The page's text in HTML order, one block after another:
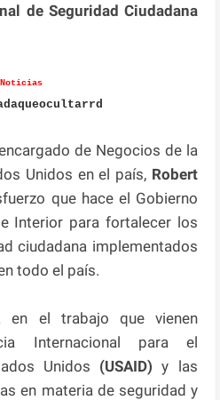
de Seguridad Ciudadana
Noticias
de Negocios de la
Unidos en el país, Robert
que hace el Gobierno
Interior para fortalecer los
ciudadana implementados
todo el país.
en el trabajo que vienen
Internacional para el
Unidos (USAID) y las
en materia de seguridad y